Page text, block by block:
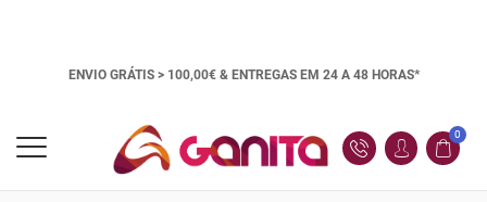
ENVIO GRÁTIS > 100,00€ & ENTREGAS EM 24 A 48 HORAS*
0